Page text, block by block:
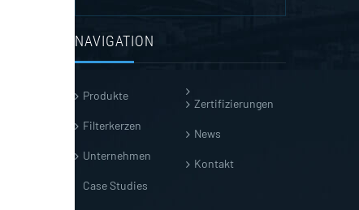
NAVIGATION
Produkte
Filterkerzen
Unternehmen
Case Studies
Zertifizierungen
News
Kontakt